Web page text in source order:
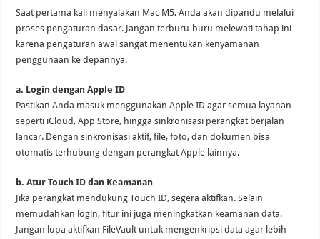
Saat pertama kali menyalakan Mac M5, Anda akan dipandu melalui
proses pengaturan dasar. Jangan terburu-buru melewati tahap ini
karena pengaturan awal sangat menentukan kenyamanan
penggunaan ke depannya.
a. Login dengan Apple ID
Pastikan Anda masuk menggunakan Apple ID agar semua layanan
seperti iCloud, App Store, hingga sinkronisasi perangkat berjalan
lancar. Dengan sinkronisasi aktif, file, foto, dan dokumen bisa
otomatis terhubung dengan perangkat Apple lainnya.
b. Atur Touch ID dan Keamanan
Jika perangkat mendukung Touch ID, segera aktifkan. Selain
memudahkan login, fitur ini juga meningkatkan keamanan data.
Jangan lupa aktifkan FileVault untuk mengenkripsi data agar lebih